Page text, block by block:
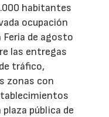
habitantes
ocupación
de agosto
las entregas
tráfico,
zonas con
pública de